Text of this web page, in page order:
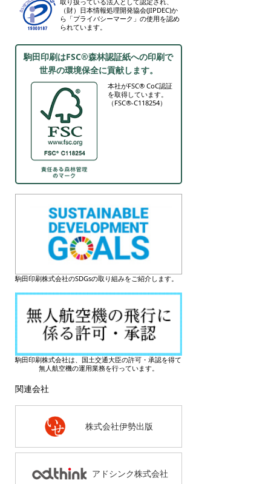
（財）日本情報処理開発協会(JIPDEC)か
ら「プライバシーマーク」の使用を認め
られています。
駒田印刷はFSC®森林認証紙への印刷で
世界の環境保全に貢献します。
本社がFSC® CoC認証
を取得しています。
（FSC®-C118254）
駒田印刷株式会社のSDGsの取り組みをご紹介します。
駒田印刷株式会社は、国土交通大臣の許可・承認を得て
無人航空機の運用業務を行っています。
関連会社
株式会社伊勢出版
アドシンク株式会社